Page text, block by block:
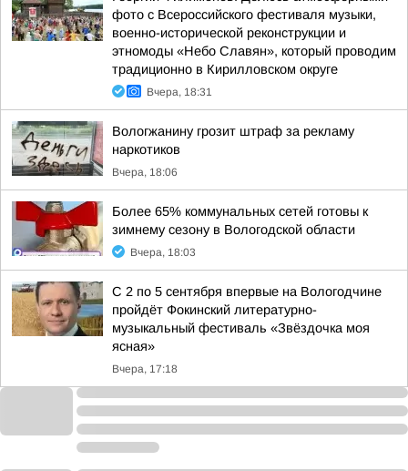
фото с Всероссийского фестиваля музыки,
военно-исторической реконструкции и
этномоды «Небо Славян», который проводим
традиционно в Кирилловском округе
Вчера, 18:31
Вологжанину грозит штраф за рекламу
наркотиков
Вчера, 18:06
Более 65% коммунальных сетей готовы к
зимнему сезону в Вологодской области
Вчера, 18:03
С 2 по 5 сентября впервые на Вологодчине
пройдёт Фокинский литературно-
музыкальный фестиваль «Звёздочка моя
ясная»
Вчера, 17:18